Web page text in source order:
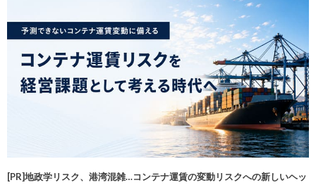
[PR]地政学リスク、港湾混雑…コンテナ運賃の変動リスクへの新しいヘッ